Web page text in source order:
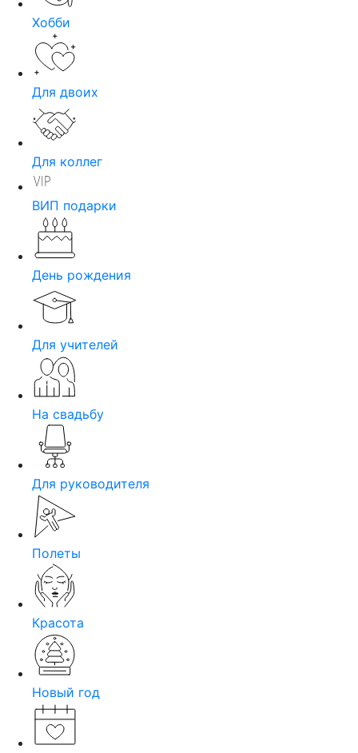
Хобби
Для двоих
Для коллег
ВИП подарки
День рождения
Для учителей
На свадьбу
Для руководителя
Полеты
Красота
Новый год